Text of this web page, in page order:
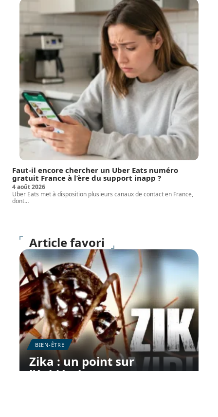
Faut-il encore chercher un Uber Eats numéro
gratuit France à l’ère du support inapp ?
4 août 2026
Uber Eats met à disposition plusieurs canaux de contact en France,
dont…
Article favori
BIEN-ÊTRE
Zika : un point sur
l’épidémie